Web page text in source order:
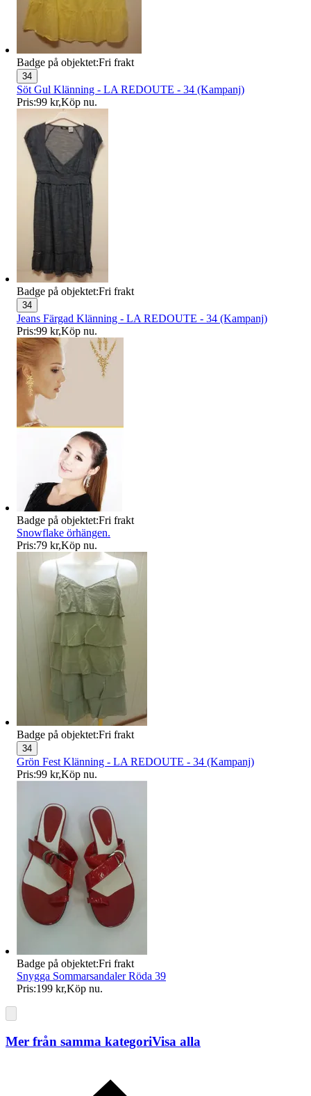
Badge på objektet:Fri frakt
34
Söt Gul Klänning - LA REDOUTE - 34 (Kampanj)
Pris:99 kr,Köp nu.
Badge på objektet:Fri frakt
34
Jeans Färgad Klänning - LA REDOUTE - 34 (Kampanj)
Pris:99 kr,Köp nu.
Badge på objektet:Fri frakt
Snowflake örhängen.
Pris:79 kr,Köp nu.
Badge på objektet:Fri frakt
34
Grön Fest Klänning - LA REDOUTE - 34 (Kampanj)
Pris:99 kr,Köp nu.
Badge på objektet:Fri frakt
Snygga Sommarsandaler Röda 39
Pris:199 kr,Köp nu.
Mer från samma kategoriVisa alla